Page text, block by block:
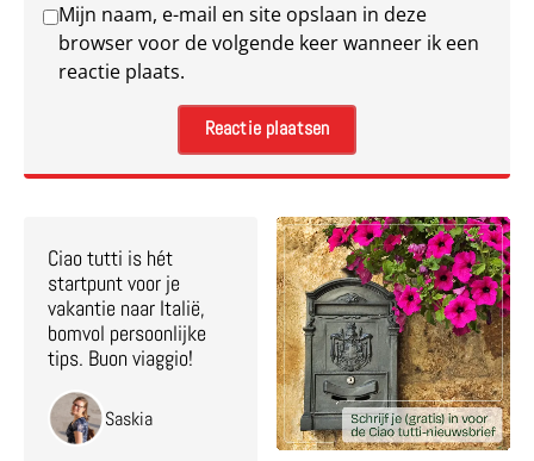
Mijn naam, e-mail en site opslaan in deze
browser voor de volgende keer wanneer ik een
reactie plaats.
Ciao tutti is hét
startpunt voor je
vakantie naar Italië,
bomvol persoonlijke
tips. Buon viaggio!
Saskia